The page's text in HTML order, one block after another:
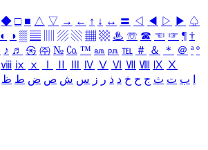
◆ □ ■ △ ▽ → ← ↑ ↓ ↔ 〓 ◁ ◀ ▷ ▶ ♤
◐ ◑ ▒ ▤ ▨ ▧ ▦ ▩ ♨ ☏ ☎ ☜ ☞ ¶ †
♪ ♬ ㉿ ㈜ № ㏇ ™ ㏂ ㏘ ℡ ＃ ＆ ＊ ＠ ª º
ⅷ ⅸ ⅹ Ⅳ Ⅴ Ⅵ Ⅶ Ⅷ Ⅸ Ⅹ
ب ت ث ج ح خ د ذ ر ز س ش ص ض ط ظ